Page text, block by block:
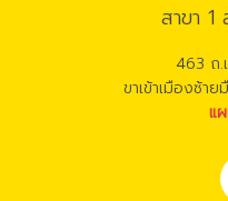
สาขา
463 ถ.
ขาเข้าเมืองซ้า
แ